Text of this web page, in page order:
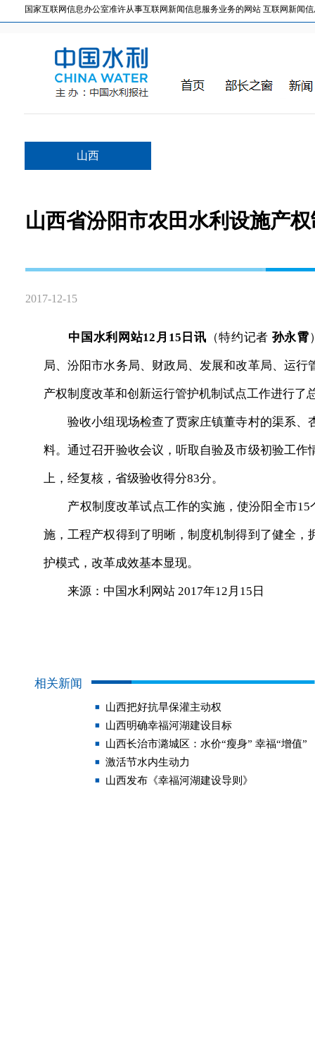
国家互联网信息办公室准许从事互联网新闻信息服务业务的网站 互联网新闻信
山西
山西省汾阳市农田水利设施产
2017-12-15
中国水利网站12月15日讯 （特约记者 孙永霄
局、汾阳市水务局、财政局、发展和改革局、运
产权制度改革和创新运行管护机制试点工作进行了
验收小组现场检查了贾家庄镇董寺村的渠系、
料。通过召开验收会议，听取自验及市级初验工
上，经复核，省级验收得分83分。
产权制度改革试点工作的实施，使汾阳全市15
施，工程产权得到了明晰，制度机制得到了健全
护模式，改革成效基本显现。
来源：中国水利网站 2017年12月15日
相关新闻
山西把好抗旱保灌主动权
山西明确幸福河湖建设目标
山西长治市潞城区：水价“瘦身” 幸福“增值”
激活节水内生动力
山西发布《幸福河湖建设导则》